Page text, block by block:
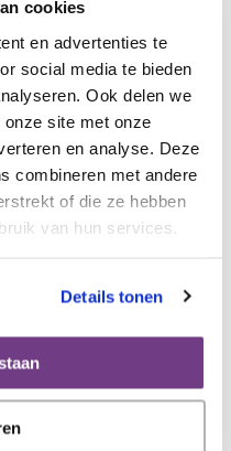
cookies
en advertenties te
social media te bieden
Ook delen we
site met onze
en analyse. Deze
combineren met andere
of die ze hebben
van hun services.
Details tonen
aan de orde.
relatie mee", vertelt
ze het eindelijk met mij
en ik heb soms hele
als hun partner".
heel liefdevol aan toe.
en uitputting
zowel vrouwen met een
Maar de
partner, vandaar dat ik
is dat vrouwen het